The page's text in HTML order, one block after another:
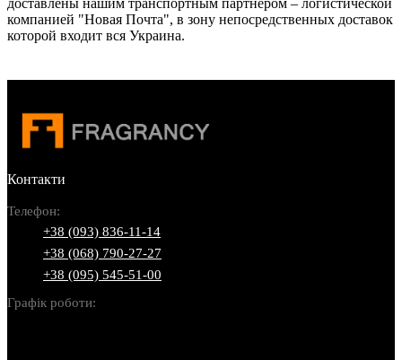
доставлены нашим транспортным партнером – логистической
компанией "Новая Почта", в зону непосредственных доставок
которой входит вся Украина.
Контакти
Телефон:
+38 (093) 836-11-14
+38 (068) 790-27-27
+38 (095) 545-51-00
Графік роботи: